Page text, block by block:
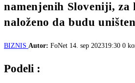
namenjenih Sloveniji, za
naloženo da budu
BIZNIS Autor: FoNet 14. sep 202319:30 0
Podeli :